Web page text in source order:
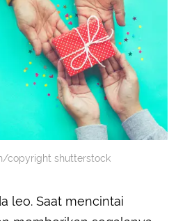
copyright shutterstock
leo. Saat mencintai